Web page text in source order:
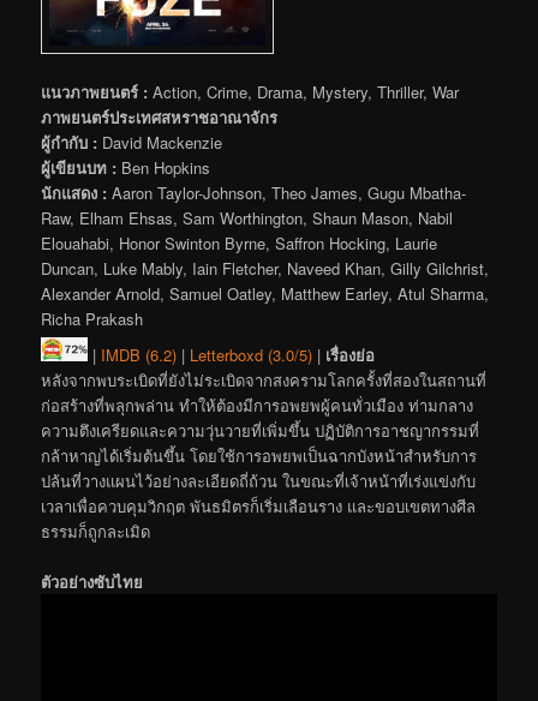
แนวภาพยนตร์ : Action, Crime, Drama, Mystery, Thriller, War
ภาพยนตร์ประเทศสหราชอาณาจักร
ผู้กำกับ : David Mackenzie
ผู้เขียนบท : Ben Hopkins
นักแสดง : Aaron Taylor-Johnson, Theo James, Gugu Mbatha-
Raw, Elham Ehsas, Sam Worthington, Shaun Mason, Nabil
Elouahabi, Honor Swinton Byrne, Saffron Hocking, Laurie
Duncan, Luke Mably, Iain Fletcher, Naveed Khan, Gilly Gilchrist,
Alexander Arnold, Samuel Oatley, Matthew Earley, Atul Sharma,
Richa Prakash
| IMDB (6.2) | Letterboxd (3.0/5) | เรื่องย่อ
หลังจากพบระเบิดที่ยังไม่ระเบิดจากสงครามโลกครั้งที่สองในสถานที่
ก่อสร้างที่พลุกพล่าน ทำให้ต้องมีการอพยพผู้คนทั่วเมือง ท่ามกลาง
ความตึงเครียดและความวุ่นวายที่เพิ่มขึ้น ปฏิบัติการอาชญากรรมที่
กล้าหาญได้เริ่มต้นขึ้น โดยใช้การอพยพเป็นฉากบังหน้าสำหรับการ
ปล้นที่วางแผนไว้อย่างละเอียดถี่ถ้วน ในขณะที่เจ้าหน้าที่เร่งแข่งกับ
เวลาเพื่อควบคุมวิกฤต พันธมิตรก็เริ่มเลือนราง และขอบเขตทางศีล
ธรรมก็ถูกละเมิด
ตัวอย่างซับไทย